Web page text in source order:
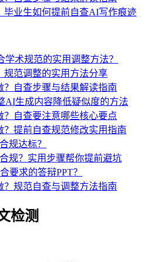
毕业生如何提前自查AI写作痕迹
学术规范的实用调整方法？
规范调整的实用方法分享
自查步骤与结果解读指南
AI生成内容降低疑似度的方法
自查要注意哪些核心要点
？提前自查规范修改实用指南
规达标？
规？实用步骤帮你提前避坑
要求的答辩PPT？
？规范自查与调整方法指南
检测